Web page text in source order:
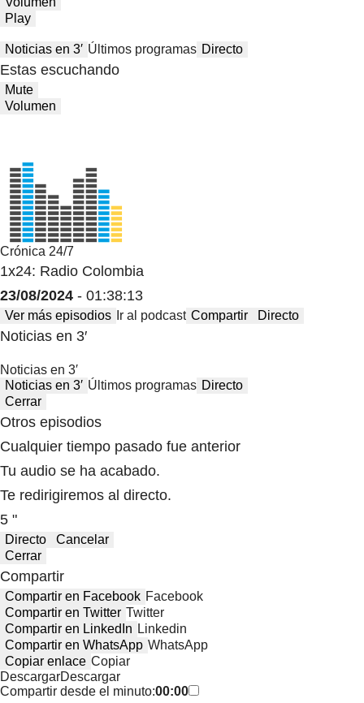
Play
Noticias en 3′ Últimos programas Directo
Estas escuchando
Mute
Volumen
Crónica 24/7
1x24: Radio Colombia
23/08/2024 - 01:38:13
Ver más episodios Ir al podcast Compartir Directo
Noticias en 3′
Noticias en 3′
Noticias en 3′ Últimos programas Directo
Cerrar
Otros episodios
Cualquier tiempo pasado fue anterior
Tu audio se ha acabado.
Te redirigiremos al directo.
5 "
Directo
Cancelar
Cerrar
Compartir
Compartir en Facebook Facebook
Compartir en Twitter Twitter
Compartir en LinkedIn Linkedin
Compartir en WhatsApp WhatsApp
Copiar enlace Copiar
DescargarDescargar
Compartir desde el minuto:00:00